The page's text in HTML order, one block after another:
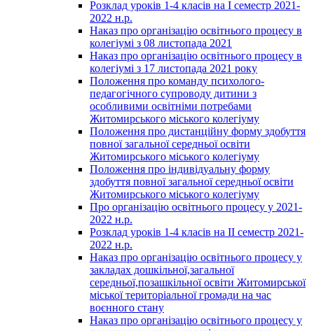
Розклад уроків 1-4 класів на І семестр 2021-
2022 н.р.
Наказ про організацію освітнього процесу в
колегіумі з 08 листопада 2021
Наказ про організацію освітнього процесу в
колегіумі з 17 листопада 2021 року
Положення про команду психолого-
педагогічного супроводу дитини з
особливими освітніми потребами
Житомирського міського колегіуму
Положення про дистанційну форму здобуття
повної загальної середньої освіти
Житомирського міського колегіуму
Положення про індивідуальну форму
здобуття повної загальної середньої освіти
Житомирського міського колегіуму
Про організацію освітнього процесу у 2021-
2022 н.р.
Розклад уроків 1-4 класів на ІІ семестр 2021-
2022 н.р.
Наказ про організацію освітнього процесу у
закладах дошкільної,загальної
середньої,позашкільної освіти Житомирської
міської територіальної громади на час
воєнного стану
Наказ про організацію освітнього процесу у